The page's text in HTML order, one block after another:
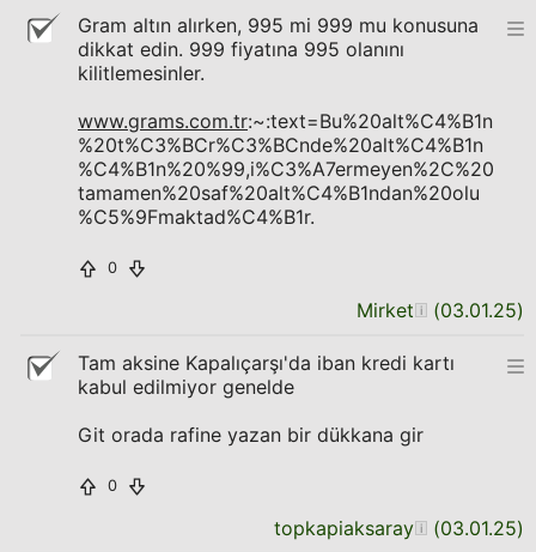
Gram altın alırken, 995 mi 999 mu konusuna
dikkat edin. 999 fiyatına 995 olanını
kilitlemesinler.
www.grams.com.tr:~:text=Bu%20alt%C4%B1n
%20t%C3%BCr%C3%BCnde%20alt%C4%B1n
%C4%B1n%20%99,i%C3%A7ermeyen%2C%20
tamamen%20saf%20alt%C4%B1ndan%20olu
%C5%9Fmaktad%C4%B1r.
0
Mirket (03.01.25)
Tam aksine Kapalıçarşı'da iban kredi kartı
kabul edilmiyor genelde
Git orada rafine yazan bir dükkana gir
0
topkapiaksaray (03.01.25)